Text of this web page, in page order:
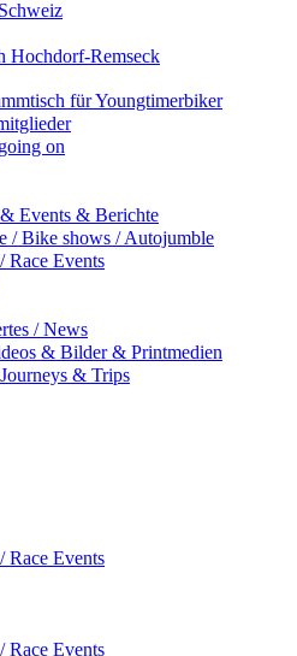
Remseck
für Youngtimerbiker
on
Events & Berichte
/ Bike shows / Autojumble
Events
/ News
& Bilder & Printmedien
& Trips
Events
Events